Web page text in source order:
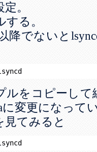
。
る。
降でないと
ルをコピーして
変更になって
てみると